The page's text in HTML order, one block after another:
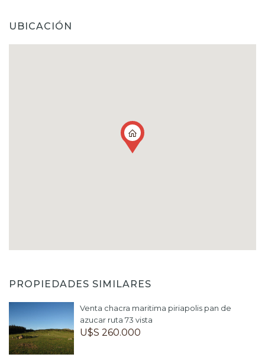
UBICACIÓN
PROPIEDADES SIMILARES
Venta chacra maritima piriapolis pan de
azucar ruta 73 vista
U$S 260.000